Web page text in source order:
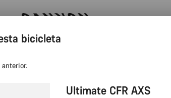
Factory Service en Tres Cantos
bicicleta
anterior.
Ultimate CFR AXS